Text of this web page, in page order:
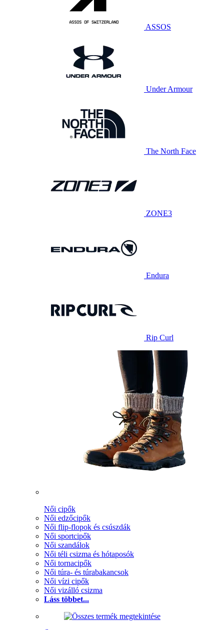
ASSOS
Under Armour
The North Face
ZONE3
Endura
Rip Curl
Női cipők
Női edzőcipők
Női flip-flopok és csúszdák
Női sportcipők
Női szandálok
Női téli csizma és hótaposók
Női tornacipők
Női túra- és túrabakancsok
Női vízi cipők
Női vizálló csizma
Láss többet...